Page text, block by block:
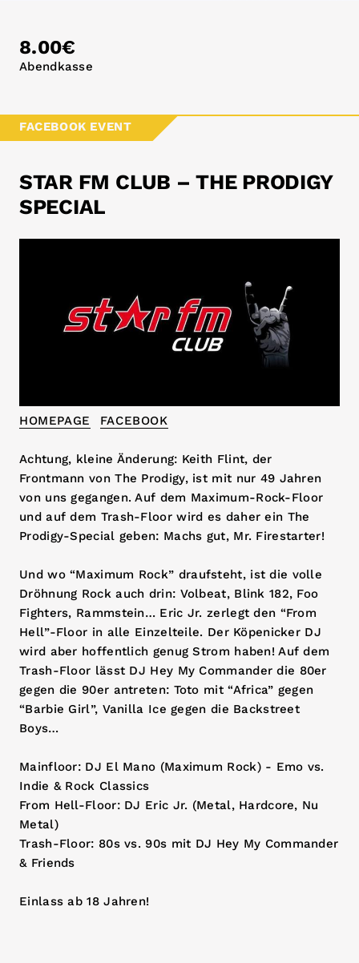
8.00€
Abendkasse
FACEBOOK EVENT
STAR FM CLUB – THE PRODIGY
SPECIAL
HOMEPAGE FACEBOOK
Achtung, kleine Änderung: Keith Flint, der
Frontmann von The Prodigy, ist mit nur 49 Jahren
von uns gegangen. Auf dem Maximum-Rock-Floor
und auf dem Trash-Floor wird es daher ein The
Prodigy-Special geben: Machs gut, Mr. Firestarter!
Und wo “Maximum Rock” draufsteht, ist die volle
Dröhnung Rock auch drin: Volbeat, Blink 182, Foo
Fighters, Rammstein… Eric Jr. zerlegt den “From
Hell”-Floor in alle Einzelteile. Der Köpenicker DJ
wird aber hoffentlich genug Strom haben! Auf dem
Trash-Floor lässt DJ Hey My Commander die 80er
gegen die 90er antreten: Toto mit “Africa” gegen
“Barbie Girl”, Vanilla Ice gegen die Backstreet
Boys…
Mainfloor: DJ El Mano (Maximum Rock) - Emo vs.
Indie & Rock Classics
From Hell-Floor: DJ Eric Jr. (Metal, Hardcore, Nu
Metal)
Trash-Floor: 80s vs. 90s mit DJ Hey My Commander
& Friends
Einlass ab 18 Jahren!